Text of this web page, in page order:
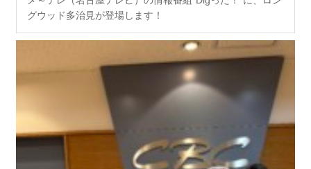
グウッド多治見が登場します！